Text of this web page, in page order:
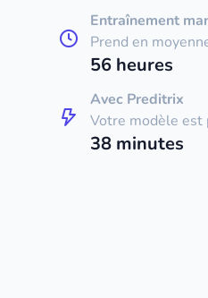
Entraînement
Prend en
56 heures
Avec Preditrix
Votre modèle est
38 minutes